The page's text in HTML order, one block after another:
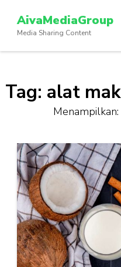
konten
(Tekan
AivaMediaGroup
Media Sharing Content
Tag: alat